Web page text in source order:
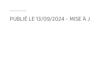
PUBLIÉ LE13/09/2024 - MISE À